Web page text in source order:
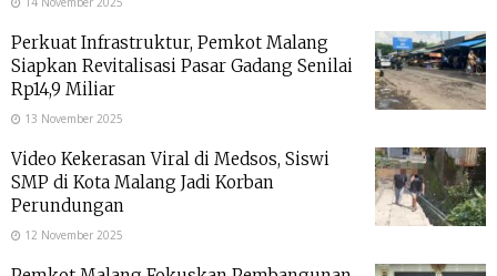
Perkuat Infrastruktur, Pemkot Malang
Siapkan Revitalisasi Pasar Gadang Senilai
Rp14,9 Miliar
13 November 2025
Video Kekerasan Viral di Medsos, Siswi
SMP di Kota Malang Jadi Korban
Perundungan
12 November 2025